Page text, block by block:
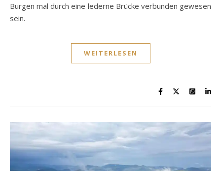
Burgen mal durch eine lederne Brücke verbunden gewesen
sein.
WEITERLESEN